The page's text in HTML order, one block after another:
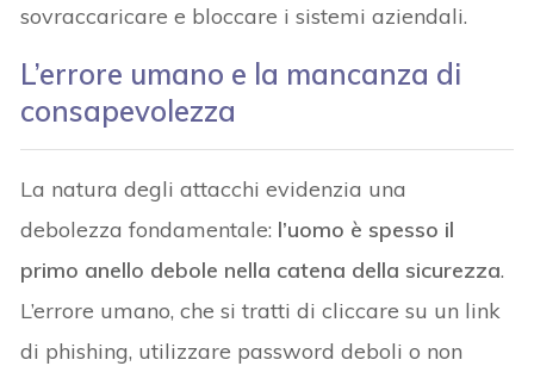
sovraccaricare e bloccare i sistemi aziendali.
L’errore umano e la mancanza di
consapevolezza
La natura degli attacchi evidenzia una
debolezza fondamentale: l’uomo è spesso il
primo anello debole nella catena della sicurezza.
L’errore umano, che si tratti di cliccare su un link
di phishing, utilizzare password deboli o non